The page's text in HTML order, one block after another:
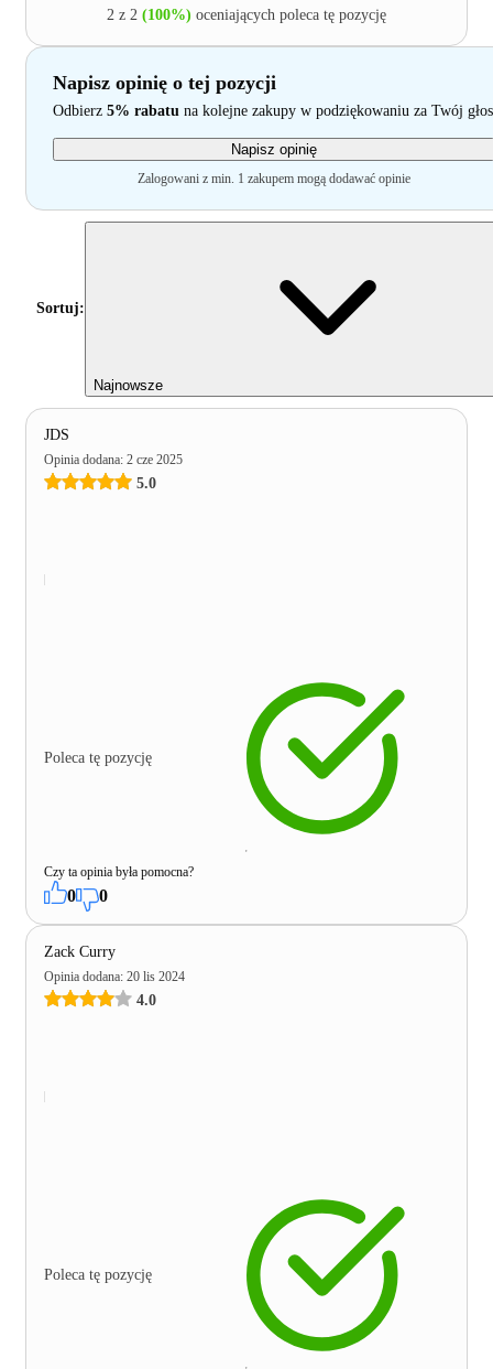
2 z 2 (100%) oceniających poleca tę pozycję
Napisz opinię o tej pozycji
Odbierz 5% rabatu na kolejne zakupy w podziękowaniu za Twój głos
Napisz opinię
Zalogowani z min. 1 zakupem mogą dodawać opinie
Sortuj:
Najnowsze
JDS
Opinia dodana: 2 cze 2025
5.0
Poleca tę pozycję
Czy ta opinia była pomocna?
0 0
Zack Curry
Opinia dodana: 20 lis 2024
4.0
Poleca tę pozycję